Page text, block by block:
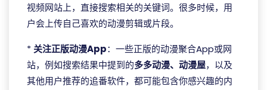
视频网站上，直接搜索相关的关键词。很多时候，用
户会上传自己喜欢的动漫剪辑或片段。
* 关注正版动漫App：一些正版的动漫聚合App或网
站，例如搜索结果中提到的多多动漫、动漫屋，以及
其他用户推荐的追番软件，都可能包含你感兴趣的内